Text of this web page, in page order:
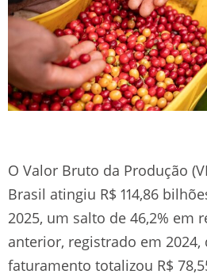
O Valor Bruto da Produção
Brasil atingiu R$ 114,86
2025, um salto de 46,2% em
anterior, registrado em 2024,
faturamento totalizou R$